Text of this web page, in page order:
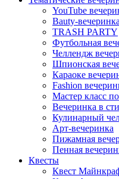
YouTube
Bauty-
TRASH PARTY
Футбольная
Челлендж
Шпионская
Караоке
Fashion
Мастер класс
Вечеринка в
Кулинарный
Арт-вечеринка
Пижамная
Пенная
Квесты
Квест